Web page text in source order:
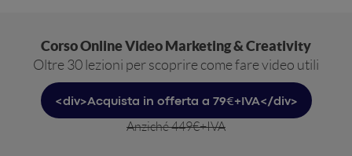
Corso Online Video Marketing & Creativity
Oltre 30 lezioni per scoprire come fare video utili
<div>Acquista in offerta a 79€+IVA</div>
Anziché 449€+IVA